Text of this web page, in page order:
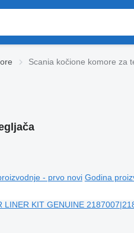
Scania kočione komore za
- prvo novi Godina